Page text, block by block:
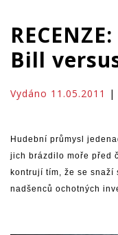
Bill
Vydáno 11.05.2011 |
Hudební průmysl
jich brázdilo moře před
kontrují tím, že se snaží
nadšenců ochotných